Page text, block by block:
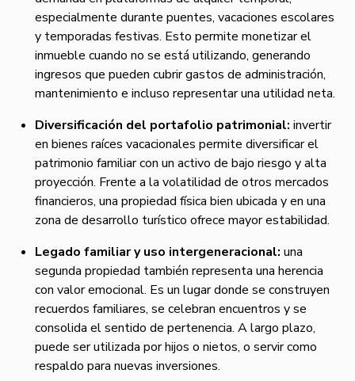
especialmente durante puentes, vacaciones escolares
y temporadas festivas. Esto permite monetizar el
inmueble cuando no se está utilizando, generando
ingresos que pueden cubrir gastos de administración,
mantenimiento e incluso representar una utilidad neta.
Diversificación del portafolio patrimonial: invertir
en bienes raíces vacacionales permite diversificar el
patrimonio familiar con un activo de bajo riesgo y alta
proyección. Frente a la volatilidad de otros mercados
financieros, una propiedad física bien ubicada y en una
zona de desarrollo turístico ofrece mayor estabilidad.
Legado familiar y uso intergeneracional: una
segunda propiedad también representa una herencia
con valor emocional. Es un lugar donde se construyen
recuerdos familiares, se celebran encuentros y se
consolida el sentido de pertenencia. A largo plazo,
puede ser utilizada por hijos o nietos, o servir como
respaldo para nuevas inversiones.